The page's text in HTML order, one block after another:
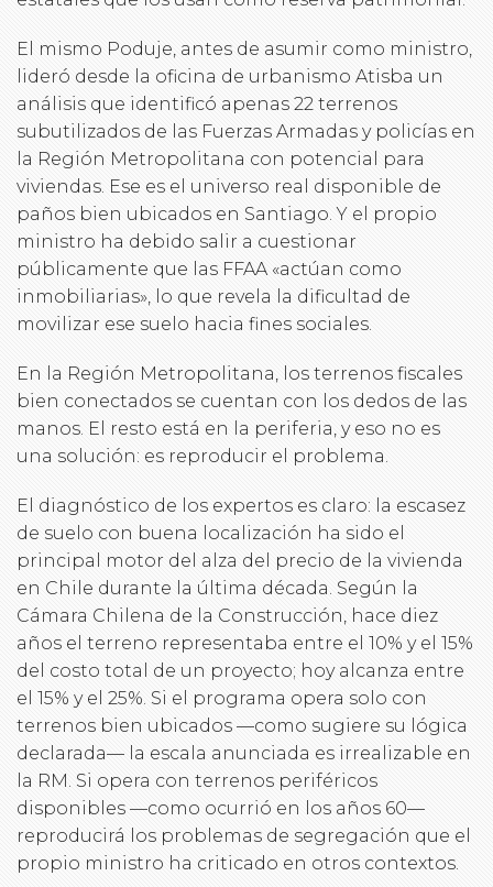
El mismo Poduje, antes de asumir como ministro,
lideró desde la oficina de urbanismo Atisba un
análisis que identificó apenas 22 terrenos
subutilizados de las Fuerzas Armadas y policías en
la Región Metropolitana con potencial para
viviendas. Ese es el universo real disponible de
paños bien ubicados en Santiago. Y el propio
ministro ha debido salir a cuestionar
públicamente que las FFAA «actúan como
inmobiliarias», lo que revela la dificultad de
movilizar ese suelo hacia fines sociales.
En la Región Metropolitana, los terrenos fiscales
bien conectados se cuentan con los dedos de las
manos. El resto está en la periferia, y eso no es
una solución: es reproducir el problema.
El diagnóstico de los expertos es claro: la escasez
de suelo con buena localización ha sido el
principal motor del alza del precio de la vivienda
en Chile durante la última década. Según la
Cámara Chilena de la Construcción, hace diez
años el terreno representaba entre el 10% y el 15%
del costo total de un proyecto; hoy alcanza entre
el 15% y el 25%. Si el programa opera solo con
terrenos bien ubicados —como sugiere su lógica
declarada— la escala anunciada es irrealizable en
la RM. Si opera con terrenos periféricos
disponibles —como ocurrió en los años 60—
reproducirá los problemas de segregación que el
propio ministro ha criticado en otros contextos.